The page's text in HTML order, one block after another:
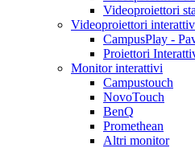
Videoproiettori
Videoproiettori
CampusPlay -
Proiettori
Monitor interattivi
Campustouch
NovoTouch
BenQ
Promethean
Altri monitor